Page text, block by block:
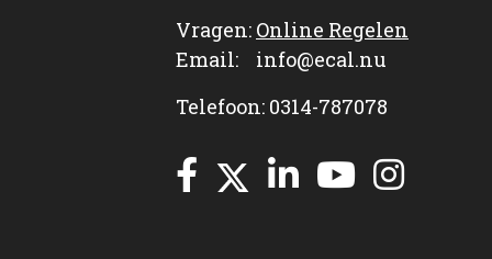
Vragen: Online Regelen
Email: info@ecal.nu
Telefoon: 0314-787078